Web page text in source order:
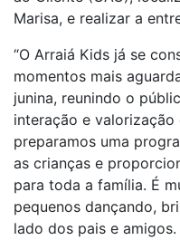
Marisa, e realizar a
“O Arraiá Kids já se
momentos mais
junina, reunindo o
interação e
preparamos uma
as crianças e
para toda a família. É
pequenos dançando,
lado dos pais e